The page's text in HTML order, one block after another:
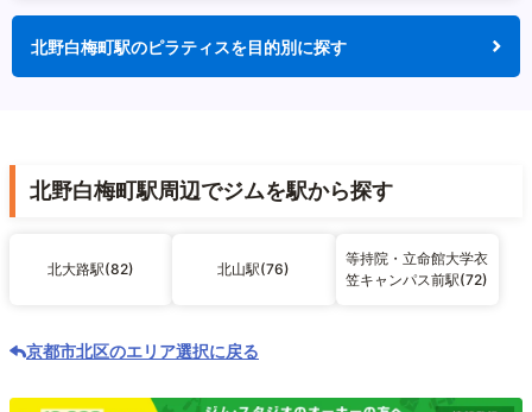
北野白梅町駅のピラティスを目的別に探す
北野白梅町駅周辺でジムを駅から探す
北大路駅(82) 北山駅(76)
等持院・立命館大学衣
笠キャンパス前駅(72)
京都市北区のエリア選択に戻る